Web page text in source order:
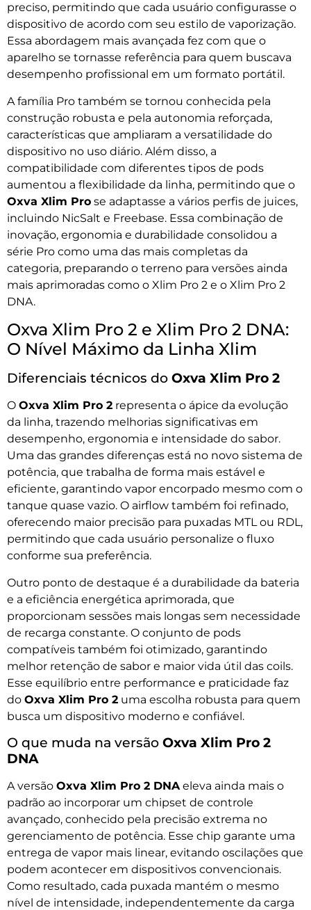
preciso, permitindo que cada usuário configurasse o
dispositivo de acordo com seu estilo de vaporização.
Essa abordagem mais avançada fez com que o
aparelho se tornasse referência para quem buscava
desempenho profissional em um formato portátil.
A família Pro também se tornou conhecida pela
construção robusta e pela autonomia reforçada,
características que ampliaram a versatilidade do
dispositivo no uso diário. Além disso, a
compatibilidade com diferentes tipos de pods
aumentou a flexibilidade da linha, permitindo que o
Oxva Xlim Pro se adaptasse a vários perfis de juices,
incluindo NicSalt e Freebase. Essa combinação de
inovação, ergonomia e durabilidade consolidou a
série Pro como uma das mais completas da
categoria, preparando o terreno para versões ainda
mais aprimoradas como o Xlim Pro 2 e o Xlim Pro 2
DNA.
Oxva Xlim Pro 2 e Xlim Pro 2 DNA:
O Nível Máximo da Linha Xlim
Diferenciais técnicos do Oxva Xlim Pro 2
O Oxva Xlim Pro 2 representa o ápice da evolução
da linha, trazendo melhorias significativas em
desempenho, ergonomia e intensidade do sabor.
Uma das grandes diferenças está no novo sistema de
potência, que trabalha de forma mais estável e
eficiente, garantindo vapor encorpado mesmo com o
tanque quase vazio. O airflow também foi refinado,
oferecendo maior precisão para puxadas MTL ou RDL,
permitindo que cada usuário personalize o fluxo
conforme sua preferência.
Outro ponto de destaque é a durabilidade da bateria
e a eficiência energética aprimorada, que
proporcionam sessões mais longas sem necessidade
de recarga constante. O conjunto de pods
compatíveis também foi otimizado, garantindo
melhor retenção de sabor e maior vida útil das coils.
Esse equilíbrio entre performance e praticidade faz
do Oxva Xlim Pro 2 uma escolha robusta para quem
busca um dispositivo moderno e confiável.
O que muda na versão Oxva Xlim Pro 2
DNA
A versão Oxva Xlim Pro 2 DNAeleva ainda mais o
padrão ao incorporar um chipset de controle
avançado, conhecido pela precisão extrema no
gerenciamento de potência. Esse chip garante uma
entrega de vapor mais linear, evitando oscilações que
podem acontecer em dispositivos convencionais.
Como resultado, cada puxada mantém o mesmo
nível de intensidade, independentemente da carga